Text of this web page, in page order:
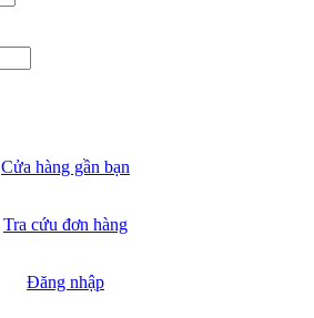
Cửa hàng gần bạn
Tra cứu đơn hàng
Đăng nhập